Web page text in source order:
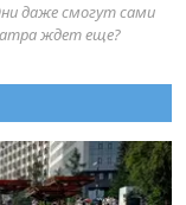
даже смогут сами
ждет еще?